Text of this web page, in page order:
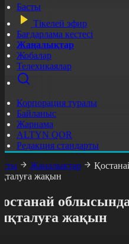
Басты
Тікелей эфир
Бағдарлама кестесі
Жаңалықтар
Жобалар
Телехикаялар
Корпорация туралы
Байланыс
Жарнама
ALTYN QOR
Редакция стандарты
Жаңалықтар
жақын
жақын